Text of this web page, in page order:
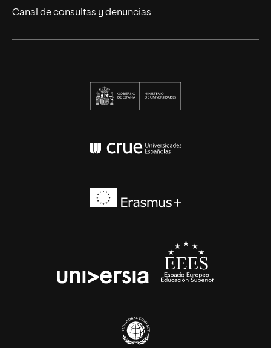
Canal de consultas y denuncias
Conferencia de
universia